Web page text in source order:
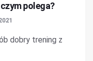
polega?
dobry trening z